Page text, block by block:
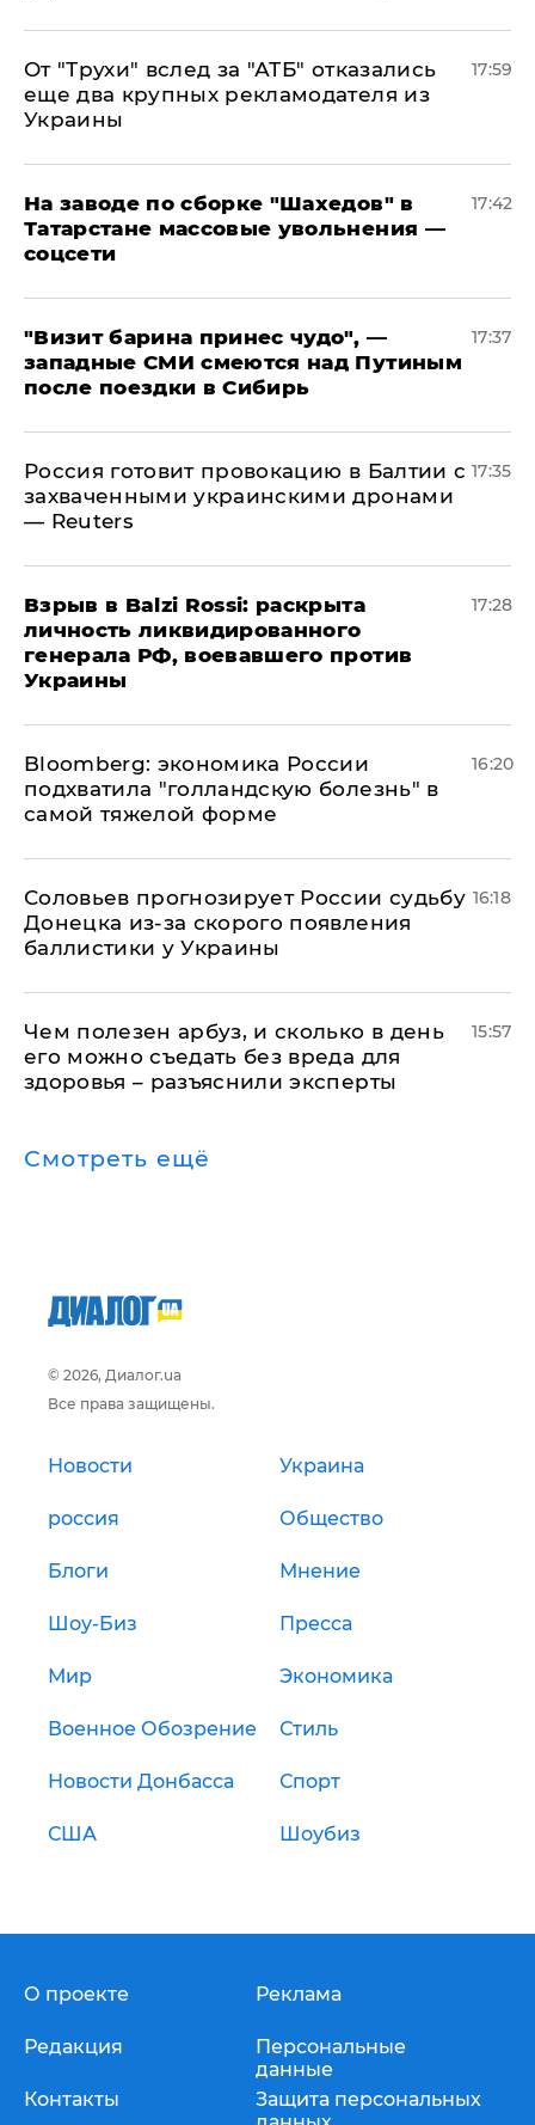
От "Трухи" вслед за "АТБ" отказались
еще два крупных рекламодателя из
Украины
17:59
На заводе по сборке "Шахедов" в
Татарстане массовые увольнения —
соцсети
17:42
"Визит барина принес чудо", —
западные СМИ смеются над Путиным
после поездки в Сибирь
17:37
​Россия готовит провокацию в Балтии с
захваченными украинскими дронами
— Reuters
17:35
​Взрыв в Balzi Rossi: раскрыта
личность ликвидированного
генерала РФ, воевавшего против
Украины
17:28
Bloomberg: экономика России
подхватила "голландскую болезнь" в
самой тяжелой форме
16:20
Соловьев прогнозирует России судьбу
Донецка из-за скорого появления
баллистики у Украины
16:18
Чем полезен арбуз, и сколько в день
его можно съедать без вреда для
здоровья – разъяснили эксперты
15:57
Смотреть ещё
© 2026, Диалог.ua
Все права защищены.
Новости Украина
россия Общество
Блоги Мнение
Шоу-Биз Пресса
Мир Экономика
Военное Обозрение Стиль
Новости Донбасса Спорт
США Шоубиз
О проекте
Редакция
Контакты
Реклама
Персональные
данные
Защита персональных